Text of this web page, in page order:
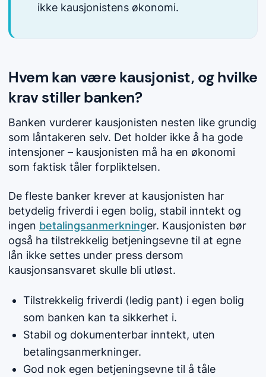
ikke kausjonistens økonomi.
Hvem kan være kausjonist, og hvilke
krav stiller banken?
Banken vurderer kausjonisten nesten like grundig
som låntakeren selv. Det holder ikke å ha gode
intensjoner – kausjonisten må ha en økonomi
som faktisk tåler forpliktelsen.
De fleste banker krever at kausjonisten har
betydelig friverdi i egen bolig, stabil inntekt og
ingen betalingsanmerkninger. Kausjonisten bør
også ha tilstrekkelig betjeningsevne til at egne
lån ikke settes under press dersom
kausjonsansvaret skulle bli utløst.
Tilstrekkelig friverdi (ledig pant) i egen bolig
som banken kan ta sikkerhet i.
Stabil og dokumenterbar inntekt, uten
betalingsanmerkninger.
God nok egen betjeningsevne til å tåle